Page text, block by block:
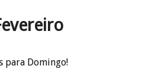
para Domingo!